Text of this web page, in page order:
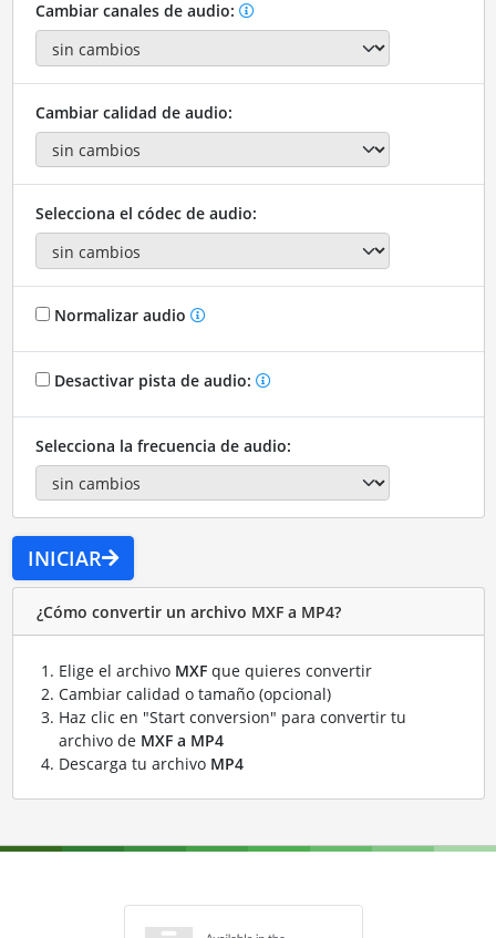
Cambiar canales de audio:
Cambiar calidad de audio:
Selecciona el códec de audio:
Normalizar audio
Desactivar pista de audio:
Selecciona la frecuencia de audio:
INICIAR
¿Cómo convertir un archivo MXF a MP4?
Elige el archivo MXFque quieres convertir
Cambiar calidad o tamaño (opcional)
Haz clic en "Start conversion" para convertir tu
archivo de MXF a MP4
Descarga tu archivo MP4